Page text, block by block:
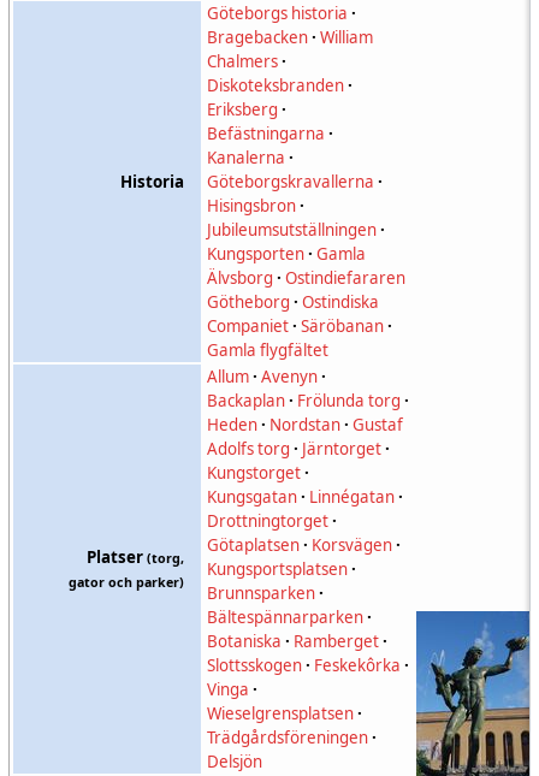
Historia
Göteborgs historia ·
Bragebacken·William
Chalmers·
Diskoteksbranden·
Eriksberg ·
Befästningarna ·
Kanalerna ·
Göteborgskravallerna ·
Hisingsbron·
Jubileumsutställningen·
Kungsporten·Gamla
Älvsborg ·Ostindiefararen
Götheborg ·Ostindiska
Companiet·Säröbanan·
Gamla flygfältet
Platser(torg,
gator och parker)
Allum·Avenyn·
Backaplan· Frölunda torg ·
Heden· Nordstan·Gustaf
Adolfs torg · Järntorget·
Kungstorget·
Kungsgatan· Linnégatan·
Drottningtorget·
Götaplatsen· Korsvägen·
Kungsportsplatsen·
Brunnsparken·
Bältespännarparken·
Botaniska · Ramberget·
Slottsskogen· Feskekôrka ·
Vinga ·
Wieselgrensplatsen·
Trädgårdsföreningen·
Delsjön